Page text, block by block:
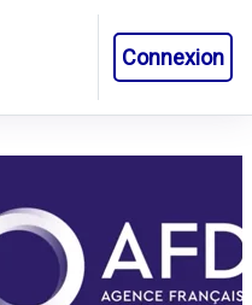
Connexion